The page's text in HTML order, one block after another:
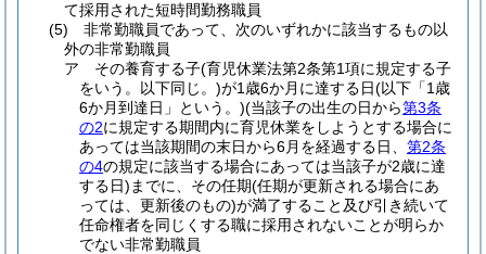
て採用された短時間勤務職員
(5)
非常勤職員であって、次のいずれかに該当するもの以
外の非常勤職員
ア
その養育する子(育児休業法第2条第1項に規定する子
をいう。以下同じ。)が1歳6か月に達する日(以下「1歳
6か月到達日」という。)(当該子の出生の日から第3条
の2に規定する期間内に育児休業をしようとする場合に
あっては当該期間の末日から6月を経過する日、 第2条
の4の規定に該当する場合にあっては当該子が2歳に達
する日) までに、その任期(任期が更新される場合にあ
っては、更新後のもの)が満了すること及び引き続いて
任命権者を同じくする職に採用されないことが明らか
でない非常勤職員